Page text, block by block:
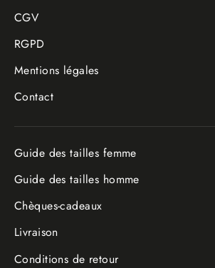
CGV
RGPD
Mentions légales
Contact
Guide des tailles femme
Guide des tailles homme
Chèques-cadeaux
Livraison
Conditions de retour